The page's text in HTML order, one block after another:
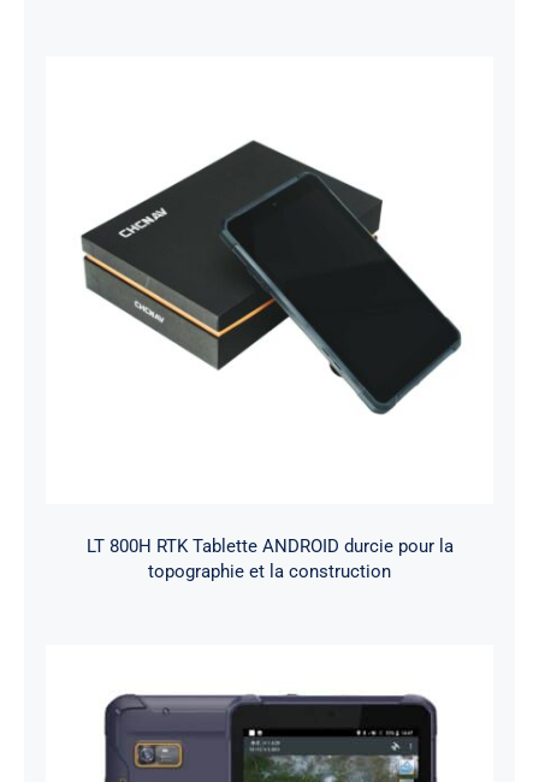
LT 800H RTK Tablette ANDROID durcie pour la
topographie et la construction